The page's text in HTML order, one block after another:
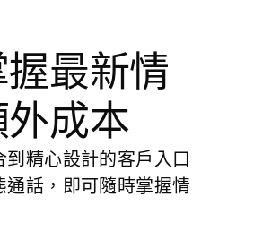
最新情
成本
精心設計的客戶入口
通話，即可隨時掌握情